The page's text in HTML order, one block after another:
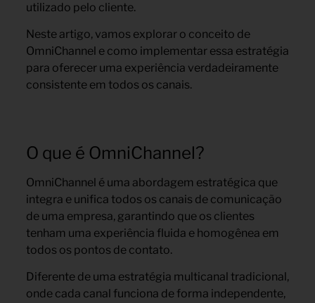
utilizado pelo cliente.
Neste artigo, vamos explorar o conceito de
OmniChannel e como implementar essa estratégia
para oferecer uma experiência verdadeiramente
consistente em todos os canais.
O que é OmniChannel?
OmniChannel é uma abordagem estratégica que
integra e unifica todos os canais de comunicação
de uma empresa, garantindo que os clientes
tenham uma experiência fluida e homogênea em
todos os pontos de contato.
Diferente de uma estratégia multicanal tradicional,
onde cada canal funciona de forma independente,